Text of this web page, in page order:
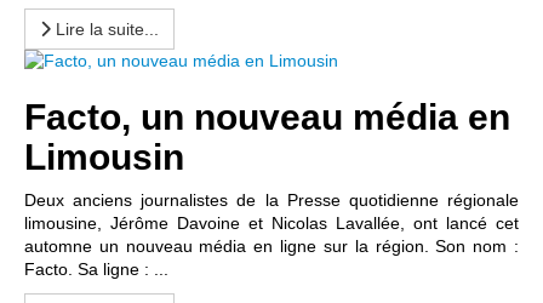
Lire la suite...
Facto, un nouveau média en
Limousin
Deux anciens journalistes de la Presse quotidienne régionale
limousine, Jérôme Davoine et Nicolas Lavallée, ont lancé cet
automne un nouveau média en ligne sur la région. Son nom :
Facto. Sa ligne : ...